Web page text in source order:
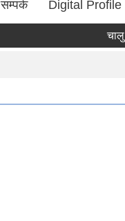
सम्पर्क Digital Profile
चालु